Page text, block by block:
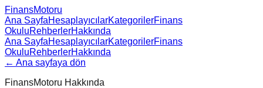
FinansMotoru
Ana SayfaHesaplayıcılarKategorilerFinans
OkuluRehberlerHakkında
Ana SayfaHesaplayıcılarKategorilerFinans
OkuluRehberlerHakkında
← Ana sayfaya dön
FinansMotoru Hakkında